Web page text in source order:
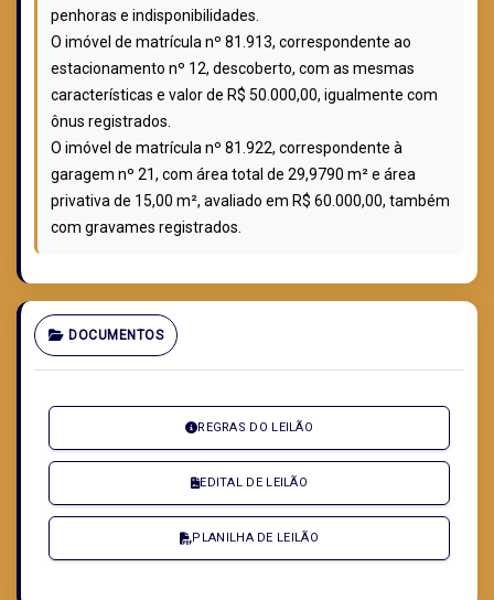
penhoras e indisponibilidades.
O imóvel de matrícula nº 81.913, correspondente ao
estacionamento nº 12, descoberto, com as mesmas
características e valor de R$ 50.000,00, igualmente com
ônus registrados.
O imóvel de matrícula nº 81.922, correspondente à
garagem nº 21, com área total de 29,9790 m² e área
privativa de 15,00 m², avaliado em R$ 60.000,00, também
com gravames registrados.
DOCUMENTOS
REGRAS DO LEILÃO
EDITAL DE LEILÃO
PLANILHA DE LEILÃO